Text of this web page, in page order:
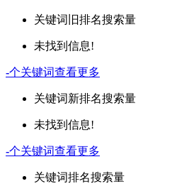
关键词 旧排名搜索量
未找到信息!
-个关键词查看更多
关键词新排名搜索量
未找到信息!
-个关键词查看更多
关键词排名搜索量